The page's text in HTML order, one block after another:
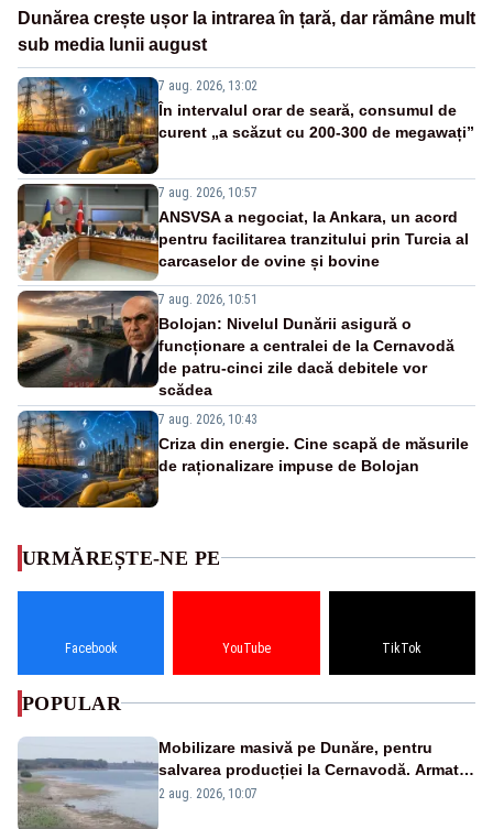
Dunărea crește ușor la intrarea în țară, dar rămâne mult
sub media lunii august
7 aug. 2026, 13:02
În intervalul orar de seară, consumul de
curent „a scăzut cu 200-300 de megawați”
7 aug. 2026, 10:57
ANSVSA a negociat, la Ankara, un acord
pentru facilitarea tranzitului prin Turcia al
carcaselor de ovine și bovine
7 aug. 2026, 10:51
Bolojan: Nivelul Dunării asigură o
funcționare a centralei de la Cernavodă
de patru-cinci zile dacă debitele vor
scădea
7 aug. 2026, 10:43
Criza din energie. Cine scapă de măsurile
de raționalizare impuse de Bolojan
URMĂREȘTE-NE PE
Facebook YouTube TikTok
POPULAR
Mobilizare masivă pe Dunăre, pentru
salvarea producției la Cernavodă. Armata
va detona o stâncă și va devia apa
2 aug. 2026, 10:07